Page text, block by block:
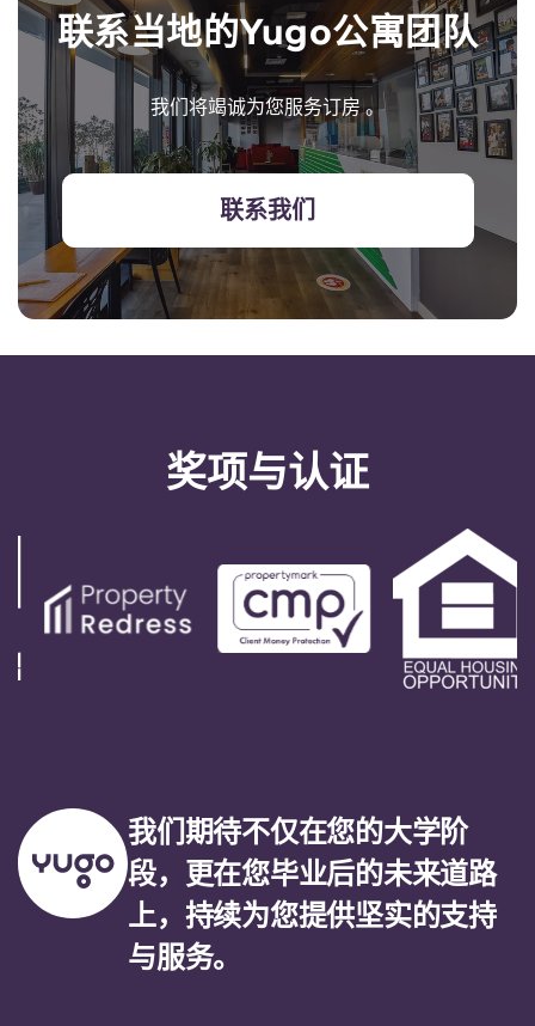
联系当地的Yugo公寓团队
我们将竭诚为您服务订房 。
联系我们
奖项与认证
我们期待不仅在您的大学阶
段，更在您毕业后的未来道路
上，持续为您提供坚实的支持
与服务。